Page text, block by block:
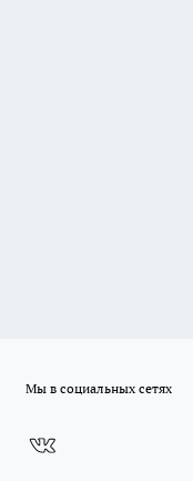
Мы в социальных сетях